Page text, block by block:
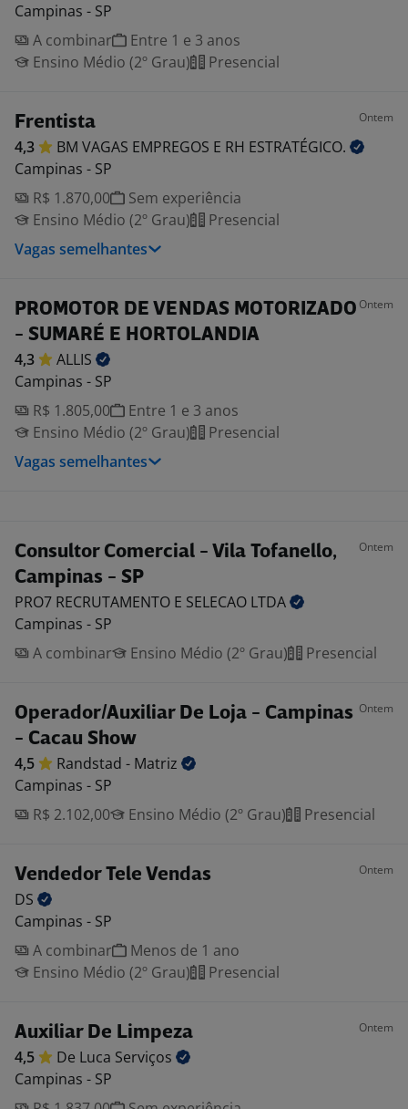
Campinas - SP
A combinar
Entre 1 e 3 anos
Ensino Médio (2º Grau)
Presencial
Frentista Ontem
4,3 BM VAGAS EMPREGOS E RH ESTRATÉGICO.
Campinas - SP
R$ 1.870,00
Sem experiência
Ensino Médio (2º Grau)
Presencial
Vagas semelhantes
PROMOTOR DE VENDAS MOTORIZADO
- SUMARÉ E HORTOLANDIA
Ontem
4,3
ALLIS
Campinas - SP
R$ 1.805,00
Entre 1 e 3 anos
Ensino Médio (2º Grau)
Presencial
Vagas semelhantes
Consultor Comercial - Vila Tofanello,
Campinas - SP
Ontem
PRO7 RECRUTAMENTO E SELECAO LTDA
Campinas - SP
A combinar
Ensino Médio (2º Grau) Presencial
Operador/Auxiliar De Loja - Campinas
- Cacau Show
Ontem
4,5 Randstad - Matriz
Campinas - SP
R$ 2.102,00
Ensino Médio (2º Grau) Presencial
Vendedor Tele Vendas Ontem
DS
Campinas - SP
A combinar
Menos de 1 ano
Ensino Médio (2º Grau)
Presencial
Auxiliar De Limpeza Ontem
4,5 De Luca Serviços
Campinas - SP